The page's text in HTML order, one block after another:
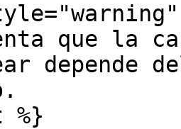
que la
depende
%}